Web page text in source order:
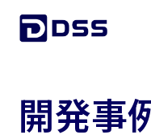
開発事